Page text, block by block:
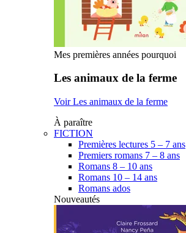
Mes premières années pourquoi
Les animaux de la ferme
Voir Les animaux de la ferme
À paraître
FICTION
Premières lectures 5 – 7 ans
Premiers romans 7 – 8 ans
Romans 8 – 10 ans
Romans 10 – 14 ans
Romans ados
Nouveautés